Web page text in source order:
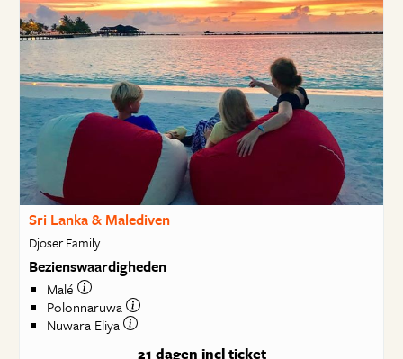
Sri Lanka & Malediven
Djoser Family
Bezienswaardigheden
Malé
Polonnaruwa
Nuwara Eliya
21 dagen incl ticket